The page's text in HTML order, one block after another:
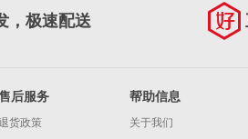
，极速配送
后服务
货政策
帮助信息
关于我们